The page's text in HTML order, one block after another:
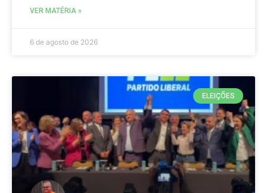
VER MATÉRIA »
6 de agosto de 2026
ELEIÇÕES